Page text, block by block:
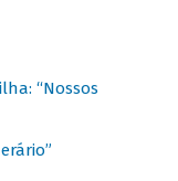
“Nossos